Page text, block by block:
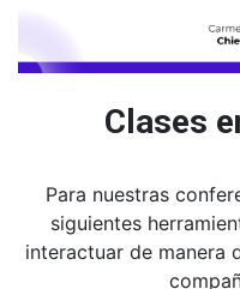
Clases
Para nuestras
siguientes
interactuar de manera